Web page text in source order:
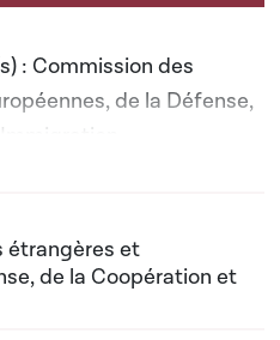
: Commission des
de la Défense,
de commission : 01-
à afficher ou cacher tous les
étrangères et
de la Coopération et